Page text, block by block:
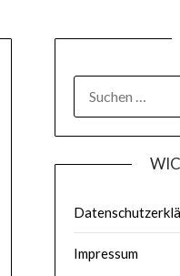
Impressum